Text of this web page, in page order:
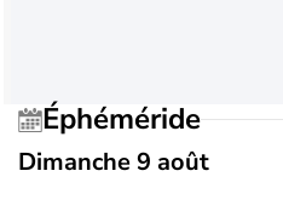
Éphéméride
Dimanche 9 août